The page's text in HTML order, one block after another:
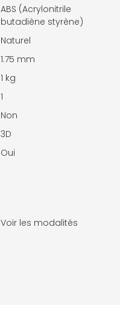
ABS (Acrylonitrile
butadiène styrène)
Naturel
1.75 mm
1 kg
1
Non
3D
Oui
Voir les modalités